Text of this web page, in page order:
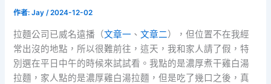
作者:Jay/2024-12-02
拉麵公司已威名遠播（文章一 、文章二），但位置不在我經
常出沒的地點，所以很難前往，這天，我和家人請了假，特
別選在平日中午的時候來試試看。我點的是濃厚煮干雞白湯
拉麵，家人點的是濃厚雞白湯拉麵，但是吃了幾口之後，真